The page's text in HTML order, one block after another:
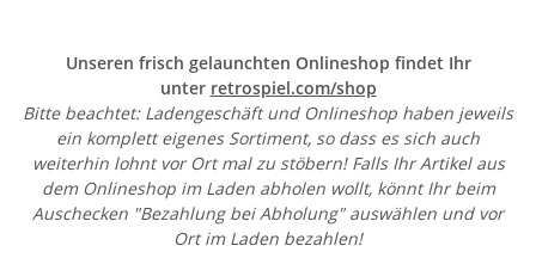
Unseren frisch gelaunchten Onlineshop findet Ihr
unter retrospiel.com/shop
Bitte beachtet: Ladengeschäft und Onlineshop haben jeweils
ein komplett eigenes Sortiment, so dass es sich auch
weiterhin lohnt vor Ort mal zu stöbern! Falls Ihr Artikel aus
dem Onlineshop im Laden abholen wollt, könnt Ihr beim
Auschecken "Bezahlung bei Abholung" auswählen und vor
Ort im Laden bezahlen!